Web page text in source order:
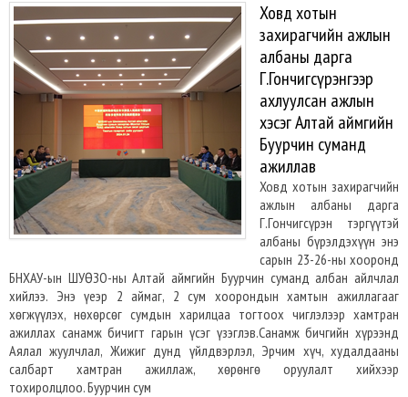
Ховд хотын
захирагчийн ажлын
албаны дарга
Г.Гончигсүрэнгээр
ахлуулсан ажлын
хэсэг Алтай аймгийн
Буурчин суманд
ажиллав
Ховд хотын захирагчийн
ажлын албаны дарга
Г.Гончигсүрэн тэргүүтэй
албаны бүрэлдэхүүн энэ
сарын 23-26-ны хооронд
БНХАУ-ын ШУӨЗО-ны Алтай аймгийн Буурчин суманд албан айлчлал
хийлээ. Энэ үеэр 2 аймаг, 2 сум хоорондын хамтын ажиллагааг
хөгжүүлэх, нөхөрсөг сумдын харилцаа тогтоох чиглэлээр хамтран
ажиллах санамж бичигт гарын үсэг үзэглэв.Санамж бичгийн хүрээнд
Аялал жуулчлал, Жижиг дунд үйлдвэрлэл, Эрчим хүч, худалдааны
салбарт хамтран ажиллаж, хөрөнгө оруулалт хийхээр
тохиролцлоо. Буурчин сум